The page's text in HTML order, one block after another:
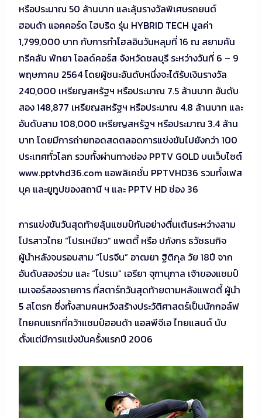
หรือประมาณ 50 ล้านบาท และลุ้นรางวัลพิเศษรถยนต์
ฮอนด้า แอคคอร์ด ไฮบริด รุ่น HYBRID TECH มูลค่า
1,799,000 บาท กับการทำโฮลอินวันหลุมที่ 16 ณ สยามคัน
ทรีคลับ พัทยา โอลด์คอร์ส จังหวัดชลบุรี ระหว่างวันที่ 6 – 9
พฤษภาคม 2564 โดยผู้ชนะอันดับหนึ่งจะได้รับเงินรางวัล
240,000 เหรียญสหรัฐฯ หรือประมาณ 7.5 ล้านบาท อันดับ
สอง 148,877 เหรียญสหรัฐฯ หรือประมาณ 4.8 ล้านบาท และ
อันดับสาม 108,000 เหรียญสหรัฐฯ หรือประมาณ 3.4 ล้าน
บาท โดยมีการถ่ายทอดสดตลอดการแข่งขันไปยังกว่า 100
ประเทศทั่วโลก รวมทั้งผ่านทางช่อง PPTV GOLD บนเว็บไซต์
www.pptvhd36.com แอพลิเคชั่น PPTVHD36 รวมทั้งเฟส
บุค และยูทูปของสถานี ฯ และ PPTV HD ช่อง 36
การแข่งขันวันสุดท้ายลุ้นแชมป์กันอย่างตื่นเต้นระหว่างสาม
โปรสาวไทย “โปรเหมียว” แพตตี้ หรือ ปภังกร ธวัชธนกิจ
ผู้นำหลังจบรอบสาม “โปรจีน” อาฒยา ฐิติกุล วัย 18ปี จาก
อันดับสองร่วม และ “โปรเม” เอรียา จุฑานุกาล เจ้าของแชมป์
เมเจอร์สองรายการ ที่สตาร์ทวันสุดท้ายตามหลังแพตตี้ ผู้นำ
5 สโตรก ซึ่งทั้งสามคนหวังสร้างประวัติศาสตร์เป็นนักกอล์ฟ
ไทยคนแรกที่คว้าแชมป์ฮอนด้า แอลพีจีเอ ไทยแลนด์ นับ
ตั้งแต่มีการแข่งขันครั้งแรกปี 2006